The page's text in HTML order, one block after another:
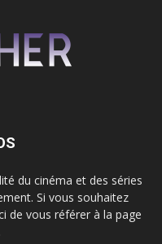
du cinéma et des séries
Si vous souhaitez
de vous référer à la page